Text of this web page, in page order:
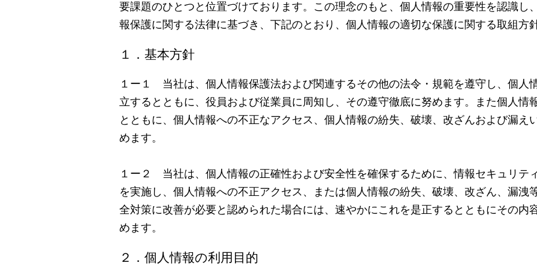
要課題のひとつと位置づけております。この理念のもと、個人情報の重要性を認識し
報保護に関する法律に基づき、下記のとおり、個人情報の適切な保護に関する取組方
１．基本方針
１ー１ 当社は、個人情報保護法および関連するその他の法令・規範を遵守し、個人
立するとともに、役員および従業員に周知し、その遵守徹底に努めます。また個人情
とともに、個人情報への不正なアクセス、個人情報の紛失、破壊、改ざんおよび漏え
めます。
１ー２ 当社は、個人情報の正確性および安全性を確保するために、情報セキュリテ
を実施し、個人情報への不正アクセス、または個人情報の紛失、破壊、改ざん、漏洩
全対策に改善が必要と認められた場合には、速やかにこれを是正するとともにその内
めます。
２．個人情報の利用目的